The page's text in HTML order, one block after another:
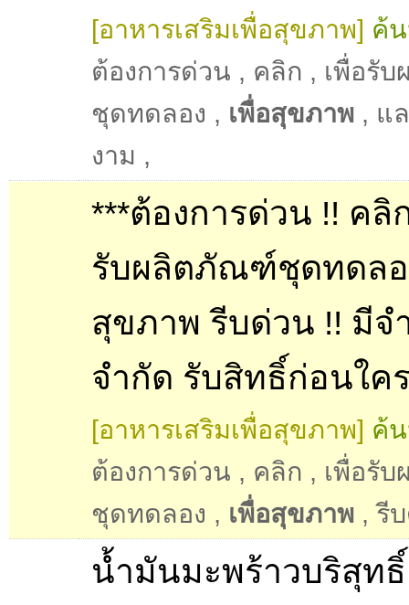
[อาหารเสริมเพื่อสุขภาพ] ค้
ต้องการด่วน , คลิก , เพื่อรั
ชุดทดลอง , เพื่อสุขภาพ , แ
งาม ,
***ต้องการด่วน !! คลิ
รับผลิตภัณฑ์ชุดทดลอ
สุขภาพ รีบด่วน !! มีจ
จำกัด รับสิทธิ์ก่อนใค
[อาหารเสริมเพื่อสุขภาพ] ค้
ต้องการด่วน , คลิก , เพื่อรั
ชุดทดลอง , เพื่อสุขภาพ ,รี
น้ำมันมะพร้าวบริสุทธิ์